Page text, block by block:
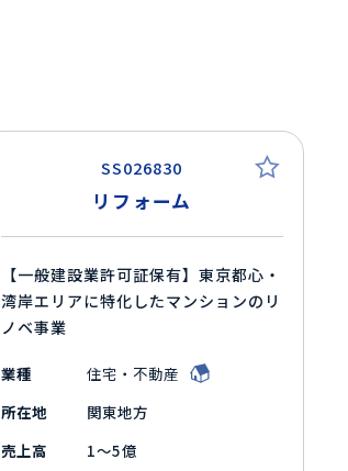
SS026830
リフォーム
【一般建設業許可証保有】東京都心・
湾岸エリアに特化したマンションのリ
ノベ事業
業種
住宅・不動産
所在地
関東地方
売上高
1～5億